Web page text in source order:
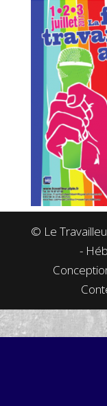
© Le
-